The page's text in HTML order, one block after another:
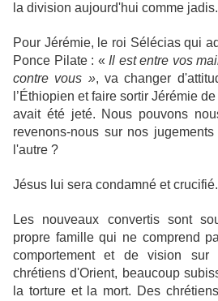
la division aujourd'hui comme jadis.
Pour Jérémie, le roi Sélécias qui
Ponce Pilate : « Il est entre vos
contre vous », va changer
l’Éthiopien et faire sortir Jérémie
avait été jeté. Nous pouvons
revenons-nous sur nos
l'autre ?
Jésus lui sera condamné et crucifié.
Les nouveaux convertis sont
propre famille qui ne comprend
comportement et de vision sur
chrétiens d'Orient, beaucoup
la torture et la mort. Des